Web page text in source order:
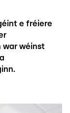
e fréiere
war wéinst